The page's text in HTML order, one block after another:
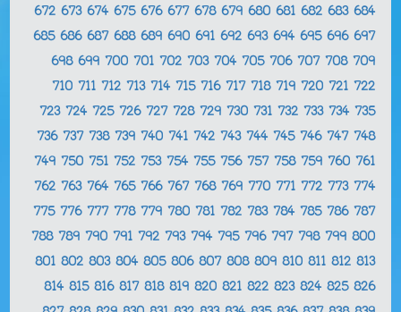
672 673 674 675 676 677 678 679 680 681 682 683 684
685 686 687 688 689 690 691 692 693 694 695 696 697
698 699 700 701 702 703 704 705 706 707 708 709
710 711 712 713 714 715 716 717 718 719 720 721 722
723 724 725 726 727 728 729 730 731 732 733 734 735
736 737 738 739 740 741 742 743 744 745 746 747 748
749 750 751 752 753 754 755 756 757 758 759 760 761
762 763 764 765 766 767 768 769 770 771 772 773 774
775 776 777 778 779 780 781 782 783 784 785 786 787
788 789 790 791 792 793 794 795 796 797 798 799 800
801 802 803 804 805 806 807 808 809 810 811 812 813
814 815 816 817 818 819 820 821 822 823 824 825 826